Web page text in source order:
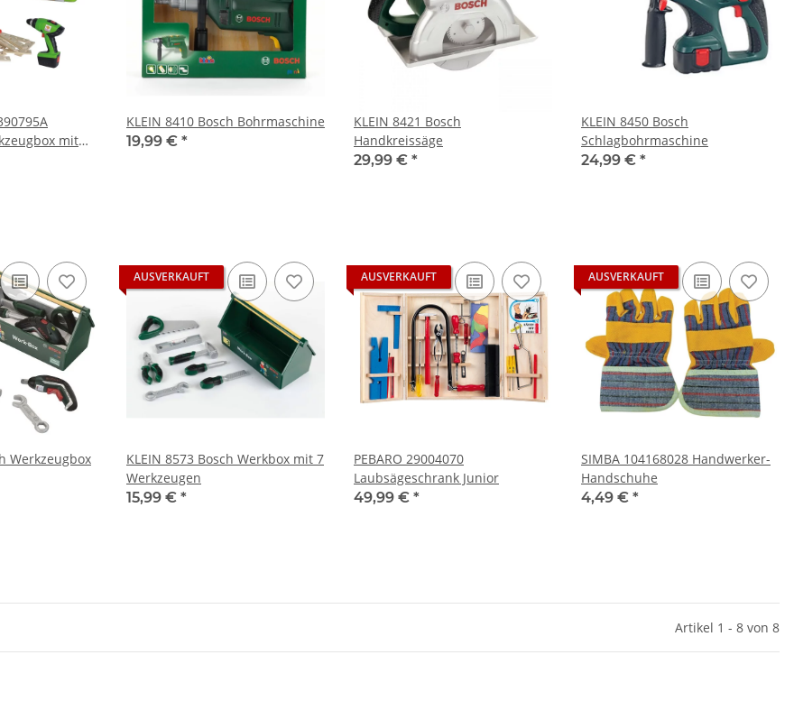
mit
KLEIN 8410 Bosch Bohrmaschine
19,99 € *
KLEIN 8421 Bosch
Handkreissäge
29,99 € *
KLEIN 8450 Bosch
Schlagbohrmaschine
24,99 € *
Werkzeugbox
AUSVERKAUFT
KLEIN 8573 Bosch Werkbox mit 7
Werkzeugen
15,99 € *
AUSVERKAUFT
PEBARO 29004070
Laubsägeschrank Junior
49,99 € *
AUSVERKAUFT
SIMBA 104168028 Handwerker-
Handschuhe
4,49 € *
Artikel 1 - 8 von 8